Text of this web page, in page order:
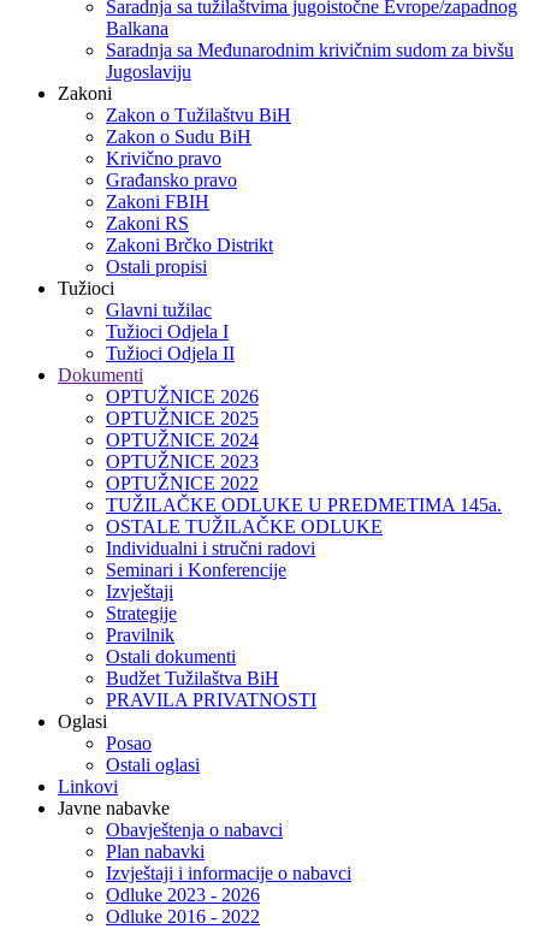
Saradnja sa tužilaštvima jugoistočne Evrope/zapadnog
Balkana
Saradnja sa Međunarodnim krivičnim sudom za bivšu
Jugoslaviju
Zakoni
Zakon o Тužilaštvu BiH
Zakon o Sudu BiH
Krivično pravo
Građansko pravo
Zakoni FBIH
Zakoni RS
Zakoni Brčko Distrikt
Ostali propisi
Tužioci
Glavni tužilac
Tužioci Odjela I
Tužioci Odjela II
Dokumenti
OPTUŽNICE 2026
OPTUŽNICE 2025
OPTUŽNICE 2024
OPTUŽNICE 2023
OPTUŽNICE 2022
TUŽILAČKE ODLUKE U PREDMETIMA 145a.
OSTALE TUŽILAČKE ODLUKE
Individualni i stručni radovi
Seminari i Konferencije
Izvještaji
Strategije
Pravilnik
Ostali dokumenti
Budžet Tužilaštva BiH
PRAVILA PRIVATNOSTI
Oglasi
Posao
Ostali oglasi
Linkovi
Javne nabavke
Obavještenja o nabavci
Plan nabavki
Izvještaji i informacije o nabavci
Odluke 2023 - 2026
Odluke 2016 - 2022